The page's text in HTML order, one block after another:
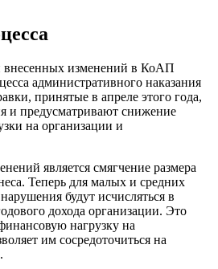
внесенных изменений в КоАП
административного наказания
принятые в апреле этого года,
и предусматривают снижение
на организации и
является смягчение размера
Теперь для малых и средних
будут исчисляться в
дохода организации. Это
нагрузку на
им сосредоточиться на